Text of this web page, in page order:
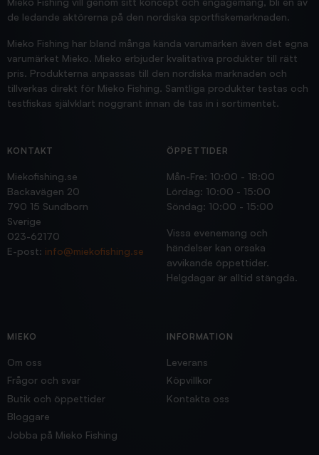
de ledande aktörerna på den nordiska sportfiskemarknaden.
Mieko Fishing har bland många kända varumärken även det egna
varumärket Mieko. Mieko erbjuder kvalitativa produkter till rätt
pris. Produkterna anpassas till den nordiska marknaden och
tillverkas direkt för Mieko Fishing. Samtliga produkter testas och
testfiskas självklart noggrant innan de tas in i sortimentet.
KONTAKT
Miekofishing.se
Backavägen 20
790 15 Sundborn
Sverige
023-62170
E-post: info@miekofishing.se
ÖPPETTIDER
Mån-Fre: 10:00 - 18:00
Lördag: 10:00 - 15:00
Söndag: 10:00 - 15:00
Vissa evenemang och
händelser kan orsaka
avvikande öppettider.
Helgdagar är alltid stängda.
MIEKO
Om oss
Frågor och svar
Butik och öppettider
Bloggare
Jobba på Mieko Fishing
INFORMATION
Leverans
Köpvillkor
Kontakta oss